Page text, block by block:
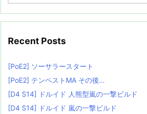
Recent Posts
[PoE2] ソーサラースタート
[PoE2] テンペストMA その後…
[D4 S14] ドルイド 人熊型嵐の一撃ビルド
[D4 S14] ドルイド 嵐の一撃ビルド